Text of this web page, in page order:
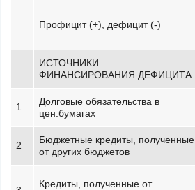
Профицит (+), дефицит (-)
ИСТОЧНИКИ
ФИНАНСИРОВАНИЯ ДЕФИЦИТА
1
Долговые обязательства в
цен.бумагах
2
Бюджетные кредиты, полученные
от других бюджетов
Кредиты, полученные от